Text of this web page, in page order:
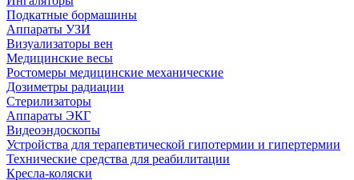
Подкатные бормашины
Аппараты УЗИ
Визуализаторы вен
Медицинские весы
Ростомеры медицинские механические
Дозиметры радиации
Стерилизаторы
Аппараты ЭКГ
Видеоэндоскопы
Устройства для терапевтической гипотермии и гипертермии
Технические средства для реабилитации
Кресла-коляски